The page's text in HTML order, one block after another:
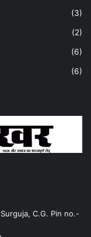
(3)
(2)
(6)
(6)
C.G. Pin no.-